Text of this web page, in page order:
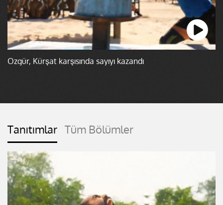
Özgür, Kürşat karşısında sayıyı kazandı
Tanıtımlar Tüm Bölümler